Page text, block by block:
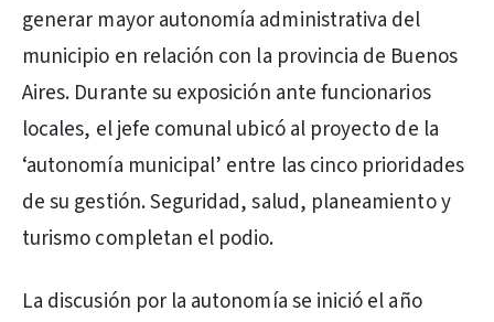
generar mayor autonomía administrativa del
municipio en relación con la provincia de Buenos
Aires. Durante su exposición ante funcionarios
locales, el jefe comunal ubicó al proyecto de la
‘autonomía municipal’ entre las cinco prioridades
de su gestión. Seguridad, salud, planeamiento y
turismo completan el podio.
La discusión por la autonomía se inició el año